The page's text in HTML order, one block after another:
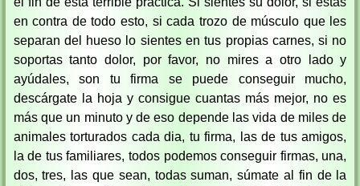
en contra de todo esto, si cada trozo de músculo que les
separan del hueso lo sientes en tus propias carnes, si no
soportas tanto dolor, por favor, no mires a otro lado y
ayúdales, son tu firma se puede conseguir mucho,
descárgate la hoja y consigue cuantas más mejor, no es
más que un minuto y de eso depende las vida de miles de
animales torturados cada dia, tu firma, las de tus amigos,
la de tus familiares, todos podemos conseguir firmas, una,
dos, tres, las que sean, todas suman, súmate al fin de la